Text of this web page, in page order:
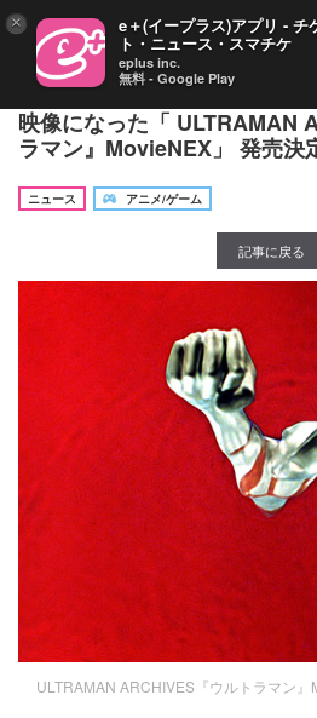
ウルトラマン55周年記念 最新
映像になった「 ULTRAMAN
ラマン』MovieNEX」 発売決
ニュース
アニメ/ゲーム
記事に戻る
ULTRAMAN ARCHIVES『ウルトラマン
× e＋(イープラス)アプリ - チ
ト・ニュース・スマチケ
eplus inc.
無料 - Google Play